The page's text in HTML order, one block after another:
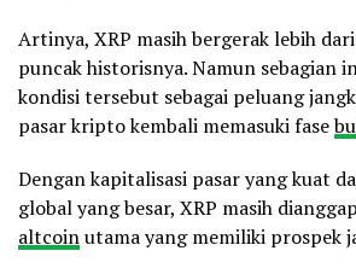
Artinya, XRP masih bergerak lebih
puncak historisnya. Namun sebagian
kondisi tersebut sebagai peluang
pasar kripto kembali memasuki fase
Dengan kapitalisasi pasar yang kuat
global yang besar, XRP masih
altcoinutama yang memiliki prospek